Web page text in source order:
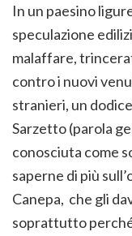
In un paesino
speculazione
malaffare,
contro i nuovi
stranieri, un
Sarzetto (parola
conosciuta come
saperne di più
Canepa, che gli
soprattutto